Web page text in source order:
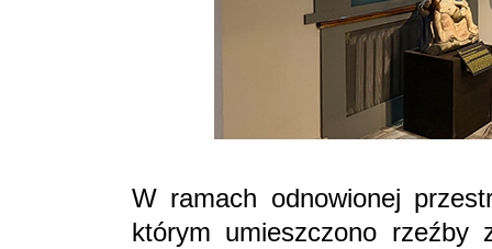
W ramach odnowionej
którym umieszczono